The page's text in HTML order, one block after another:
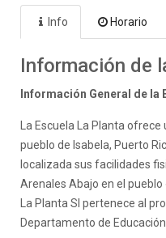
Info Horario
Información de
Información General de la
La Escuela La Planta
pueblo de Isabela, Puerto
localizada sus facilidades
Arenales Abajo en el pueblo
La Planta SI pertenece al
Departamento de